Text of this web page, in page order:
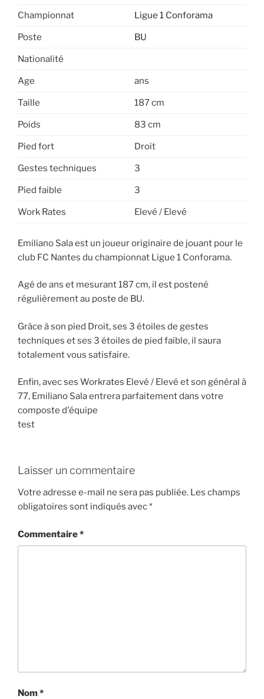
Championnat Ligue 1 Conforama
Poste BU
Nationalité
Age ans
Taille 187 cm
Poids 83 cm
Pied fort Droit
Gestes techniques 3
Pied faible 3
Work Rates Elevé / Elevé
Emiliano Sala est un joueur originaire de jouant pour le
club FC Nantes du championnat Ligue 1 Conforama.
Agé de ans et mesurant 187 cm, il est postené
régulièrement au poste de BU.
Grâce à son pied Droit, ses 3 étoiles de gestes
techniques et ses 3 étoiles de pied faible, il saura
totalement vous satisfaire.
Enfin, avec ses Workrates Elevé / Elevé et son général à
77, Emiliano Sala entrera parfaitement dans votre
composte d'équipe
test
Laisser un commentaire
Votre adresse e-mail ne sera pas publiée. Les champs
obligatoires sont indiqués avec*
Commentaire*
Nom*